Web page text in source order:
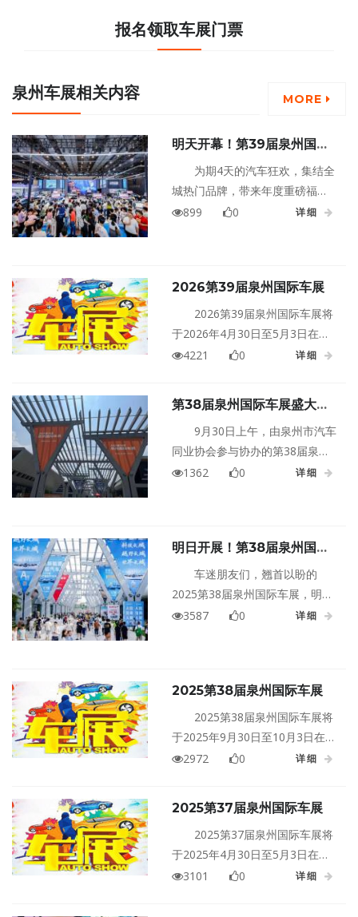
报名领取车展门票
泉州车展相关内容 MORE
明天开幕！第39届泉州国际
车展重磅来袭，五一购车狂欢
正式开启！
为期4天的汽车狂欢，集结全
城热门品牌，带来年度重磅福
利、海量全新车型、沉浸式趣味
嗨玩不停！
899 0 详细
2026第39届泉州国际车展
2026第39届泉州国际车展将
于2026年4月30日至5月3日在福
建泉州晋江国际会展中心盛大举
4221 0 详细
第38届泉州国际车展盛大开
9月30日上午，由泉州市汽车
同业协会参与协办的第38届泉州
国际车展在泉州晋江国际会展中
1362 0 详细
明日开展！第38届泉州国际
车展与您相约晋江国际会展中
车迷朋友们，翘首以盼的
2025第38届泉州国际车展，明天
就要在晋江国际会展中心盛大开
3587 0 详细
2025第38届泉州国际车展
2025第38届泉州国际车展将
于2025年9月30日至10月3日在福
建泉州晋江国际会展中心盛大举
2972 0 详细
2025第37届泉州国际车展
2025第37届泉州国际车展将
于2025年4月30日至5月3日在福
建泉州·晋江国际会展中心盛大举
3101 0 详细